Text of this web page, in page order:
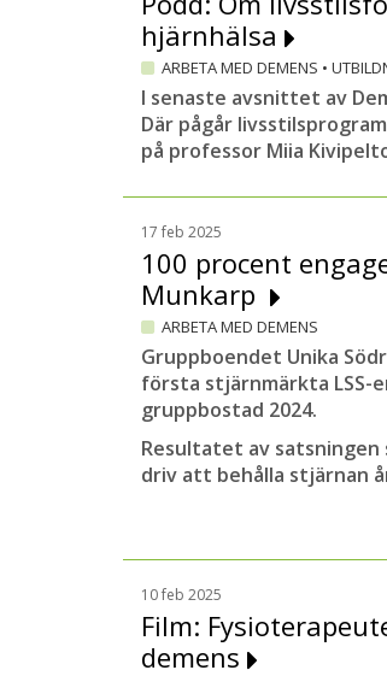
hjärnhälsa
ARBETA MED DEMENS •
I senaste avsnittet av
Där pågår
på professor Miia
17 feb 2025
100 procent
Munkarp
ARBETA MED DEMENS
Gruppboendet Unika
första stjärnmärkta
gruppbostad 2024.
Resultatet av
driv att behålla stjärnan
10 feb 2025
Film:
demens